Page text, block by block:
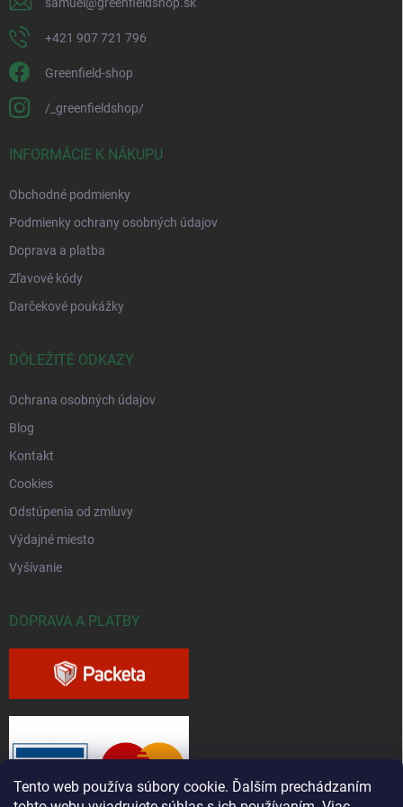
Tento web používa súbory cookie. Ďalším prechádzaním
+421 907 721 796
Greenfield-shop
/_greenfieldshop/
INFORMÁCIE K NÁKUPU
Obchodné podmienky
Podmienky ochrany osobných údajov
Doprava a platba
Zľavové kódy
Darčekové poukážky
DÔLEŽITÉ ODKAZY
Ochrana osobných údajov
Blog
Kontakt
Cookies
Odstúpenia od zmluvy
Výdajné miesto
Vyšívanie
DOPRAVA A PLATBY